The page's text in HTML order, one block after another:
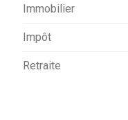
Immobilier
Impôt
Retraite